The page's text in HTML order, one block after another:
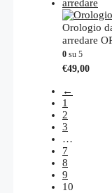
scelte
nella
del
Orologio
arredare
0 su 5
€49,00
←
1
2
3
…
7
8
9
10